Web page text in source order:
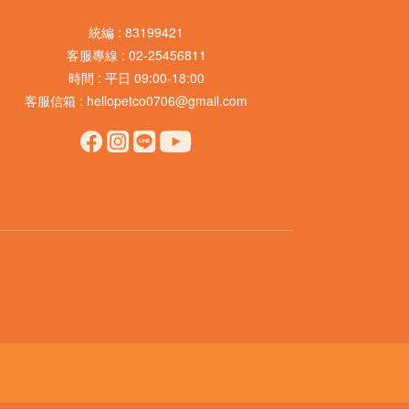
統編 : 83199421
客服專線 : 02-25456811
時間 : 平日 09:00-18:00
客服信箱 : hellopetco0706@gmail.com